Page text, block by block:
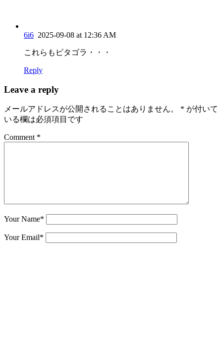
6i6 2025-09-08 at 12:36 AM
これらもピタゴラ・・・
Reply
Leave a reply
メールアドレスが公開されることはありません。 * が付いて
いる欄は必須項目です
Comment *
Your Name*
Your Email*